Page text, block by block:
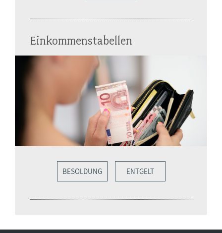
Einkommenstabellen
BESOLDUNG ENTGELT